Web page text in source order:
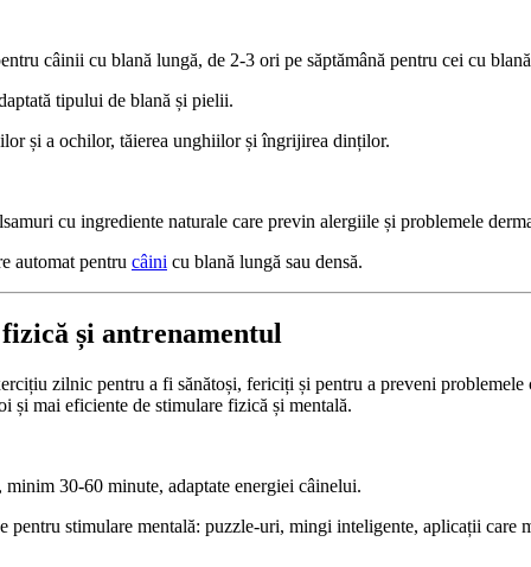
câinii cu blană lungă, de 2-3 ori pe săptămână pentru cei cu
tipului de blană și pielii.
și a ochilor, tăierea unghiilor și îngrijirea dinților.
cu ingrediente naturale care previn alergiile și problemele
automat pentru câini cu blană lungă sau densă.
și antrenamentul
zilnic pentru a fi sănătoși, fericiți și pentru a preveni problemele
și mai eficiente de stimulare fizică și mentală.
minim 30-60 minute, adaptate energiei câinelui.
pentru stimulare mentală: puzzle-uri, mingi inteligente, aplicații care